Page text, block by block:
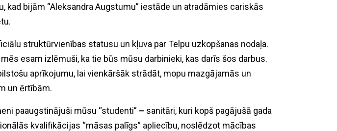
bijām “Aleksandra Augstumu” iestāde un atradāmies cariskās
struktūrvienības statusu un kļuva par Telpu uzkopšanas nodaļa.
esam izlēmuši, ka tie būs mūsu darbinieki, kas darīs šos darbus.
aprīkojumu, lai vienkāršāk strādāt, mopu mazgājamās un
un ērtībām.
paaugstinājuši mūsu “studenti” – sanitāri, kuri kopš pagājušā gada
kvalifikācijas “māsas palīgs” apliecību, noslēdzot mācības